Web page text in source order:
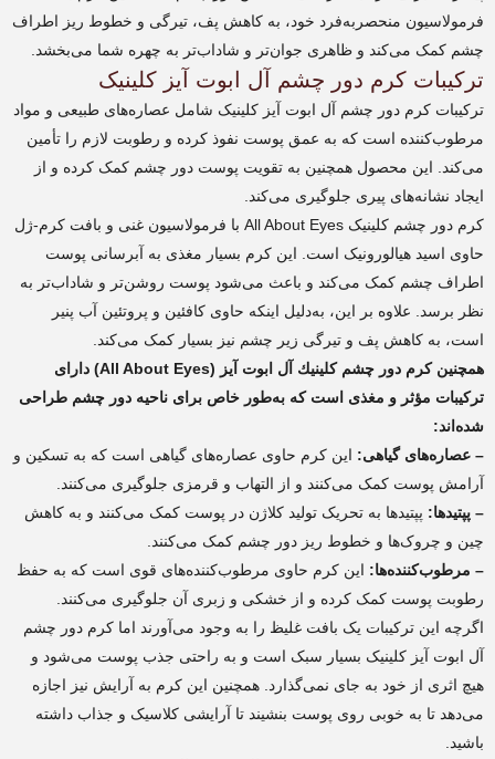
فرمولاسیون منحصر‌به‌فرد خود، به کاهش پف، تیرگی و خطوط ریز اطراف
چشم کمک می‌کند و ظاهری جوان‌تر و شاداب‌تر به چهره شما می‌بخشد.
ترکیبات کرم دور چشم آل ابوت آیز کلینیک
ترکیبات کرم دور چشم آل ابوت آیز کلینیک شامل عصاره‌های طبیعی و مواد
مرطوب‌کننده است که به عمق پوست نفوذ کرده و رطوبت لازم را تأمین
می‌کند. این محصول همچنین به تقویت پوست دور چشم کمک کرده و از
ایجاد نشانه‌های پیری جلوگیری می‌کند.
کرم دور چشم کلینیک All About Eyes با فرمولاسیون غنی و بافت کرم-ژل
حاوی اسید هیالورونیک است. این کرم بسیار مغذی به آبرسانی پوست
اطراف چشم کمک می‌کند و باعث می‌شود پوست روشن‌تر و شاداب‌تر به
نظر برسد. علاوه بر این، به‌دلیل اینکه حاوی کافئین و پروتئین آب پنیر
است، به کاهش پف و تیرگی زیر چشم نیز بسیار کمک می‌کند.
همچنین كرم دور چشم كلينيك آل ابوت آیز (All About Eyes) دارای
ترکیبات مؤثر و مغذی است که به‌طور خاص برای ناحیه دور چشم طراحی
شده‌اند:
– عصاره‌های گیاهی: این کرم حاوی عصاره‌های گیاهی است که به تسکین و
آرامش پوست کمک می‌کنند و از التهاب و قرمزی جلوگیری می‌کنند.
– پپتیدها: پپتیدها به تحریک تولید کلاژن در پوست کمک می‌کنند و به کاهش
چین و چروک‌ها و خطوط ریز دور چشم کمک می‌کنند.
– مرطوب‌کننده‌ها: این کرم حاوی مرطوب‌کننده‌های قوی است که به حفظ
رطوبت پوست کمک کرده و از خشکی و زبری آن جلوگیری می‌کنند.
اگرچه این ترکیبات یک بافت غلیظ را به وجود می‌آورند اما کرم دور چشم
آل ابوت آیز کلینیک بسیار سبک است و به راحتی جذب پوست می‌شود و
هیچ اثری از خود به جای نمی‌گذارد. همچنین این کرم به آرایش نیز اجازه
می‌دهد تا به خوبی روی پوست بنشیند تا آرایشی کلاسیک و جذاب داشته
باشید.